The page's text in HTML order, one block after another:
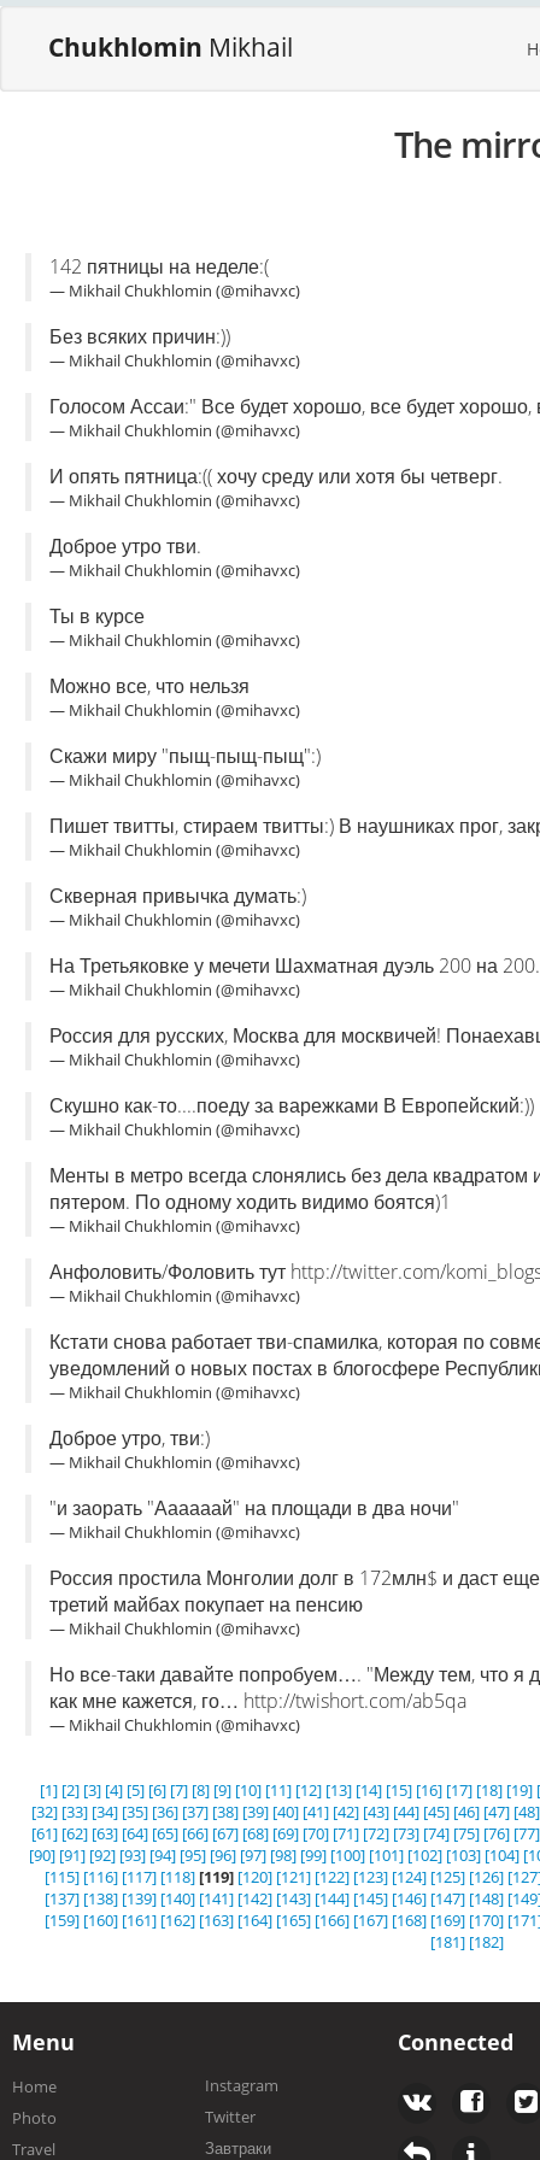
Chukhlomin Mikhail
The
142 пятницы на неделе:(
— Mikhail Chukhlomin (@mihavxc)
Без всяких причин:))
— Mikhail Chukhlomin (@mihavxc)
Голосом Ассаи:" Все будет хорошо, все будет
— Mikhail Chukhlomin (@mihavxc)
И опять пятница:(( хочу среду или хотя бы четверг.
— Mikhail Chukhlomin (@mihavxc)
Доброе утро тви.
— Mikhail Chukhlomin (@mihavxc)
Ты в курсе
— Mikhail Chukhlomin (@mihavxc)
Можно все, что нельзя
— Mikhail Chukhlomin (@mihavxc)
Скажи миру "пыщ-пыщ-пыщ":)
— Mikhail Chukhlomin (@mihavxc)
Пишет твитты, стираем твитты:) В наушниках прог,
— Mikhail Chukhlomin (@mihavxc)
Скверная привычка думать:)
— Mikhail Chukhlomin (@mihavxc)
На Третьяковке у мечети Шахматная дуэль 200 на
— Mikhail Chukhlomin (@mihavxc)
Россия для русских, Москва для москвичей!
— Mikhail Chukhlomin (@mihavxc)
Скушно как-то....поеду за варежками В Европейский:))
— Mikhail Chukhlomin (@mihavxc)
Менты в метро всегда слонялись без дела квадратом
пятером. По одному ходить видимо боятся)1
— Mikhail Chukhlomin (@mihavxc)
Анфоловить/Фоловить тут http://twitter.com/
— Mikhail Chukhlomin (@mihavxc)
Кстати снова работает тви-спамилка, которая по
уведомлений о новых постах в блогосфере
— Mikhail Chukhlomin (@mihavxc)
Доброе утро, тви:)
— Mikhail Chukhlomin (@mihavxc)
"и заорать "Аааааай" на площади в два ночи"
— Mikhail Chukhlomin (@mihavxc)
Россия простила Монголии долг в 172млн$ и даст
третий майбах покупает на пенсию
— Mikhail Chukhlomin (@mihavxc)
Но все-таки давайте попробуем…. "Между тем, что я
как мне кажется, го… http://twishort.com/ab5qa
— Mikhail Chukhlomin (@mihavxc)
[1] [2] [3] [4] [5] [6] [7] [8] [9] [10] [11] [12] [13] [14] [15] [16] [17] [18] [19]
[32] [33] [34] [35] [36] [37] [38] [39] [40] [41] [42] [43] [44] [45] [46] [47] [48]
[61] [62] [63] [64] [65] [66] [67] [68] [69] [70] [71] [72] [73] [74] [75] [76] [77]
[90] [91] [92] [93] [94] [95] [96] [97] [98] [99] [100] [101] [102] [103] [104]
[115] [116] [117] [118] [119] [120] [121] [122] [123] [124] [125] [126]
[137] [138] [139] [140] [141] [142] [143] [144] [145] [146] [147] [148]
[159] [160] [161] [162] [163] [164] [165] [166] [167] [168] [169] [170]
[181] [182]
Menu
Home
Photo
Travel
Instagram
Twitter
Завтраки
Connected